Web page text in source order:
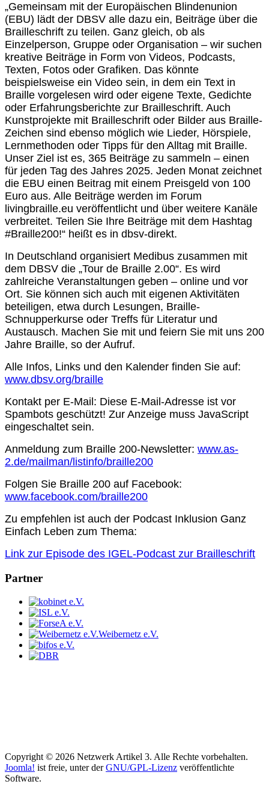
„Gemeinsam mit der Europäischen Blindenunion
(EBU) lädt der DBSV alle dazu ein, Beiträge über die
Brailleschrift zu teilen. Ganz gleich, ob als
Einzelperson, Gruppe oder Organisation – wir suchen
kreative Beiträge in Form von Videos, Podcasts,
Texten, Fotos oder Grafiken. Das könnte
beispielsweise ein Video sein, in dem ein Text in
Braille vorgelesen wird oder eigene Texte, Gedichte
oder Erfahrungsberichte zur Brailleschrift. Auch
Kunstprojekte mit Brailleschrift oder Bilder aus Braille-
Zeichen sind ebenso möglich wie Lieder, Hörspiele,
Lernmethoden oder Tipps für den Alltag mit Braille.
Unser Ziel ist es, 365 Beiträge zu sammeln – einen
für jeden Tag des Jahres 2025. Jeden Monat zeichnet
die EBU einen Beitrag mit einem Preisgeld von 100
Euro aus. Alle Beiträge werden im Forum
livingbraille.eu veröffentlicht und über weitere Kanäle
verbreitet. Teilen Sie Ihre Beiträge mit dem Hashtag
#Braille200!“ heißt es in dbsv-direkt.
In Deutschland organisiert Medibus zusammen mit
dem DBSV die „Tour de Braille 2.00“. Es wird
zahlreiche Veranstaltungen geben – online und vor
Ort. Sie können sich auch mit eigenen Aktivitäten
beteiligen, etwa durch Lesungen, Braille-
Schnupperkurse oder Treffs für Literatur und
Austausch. Machen Sie mit und feiern Sie mit uns 200
Jahre Braille, so der Aufruf.
Alle Infos, Links und den Kalender finden Sie auf:
www.dbsv.org/braille
Kontakt per E-Mail: Diese E-Mail-Adresse ist vor
Spambots geschützt! Zur Anzeige muss JavaScript
eingeschaltet sein.
Anmeldung zum Braille 200-Newsletter: www.as-
2.de/mailman/listinfo/braille200
Folgen Sie Braille 200 auf Facebook:
www.facebook.com/braille200
Zu empfehlen ist auch der Podcast Inklusion Ganz
Einfach Leben zum Thema:
Link zur Episode des IGEL-Podcast zur Brailleschrift
Partner
Weibernetz e.V.
Copyright © 2026 Netzwerk Artikel 3. Alle Rechte vorbehalten.
Joomla! ist freie, unter derGNU/GPL-Lizenz veröffentlichte
Software.